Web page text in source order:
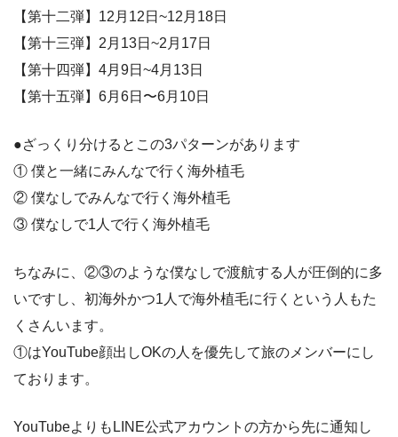
【第十二弾】12月12日~12月18日
【第十三弾】2月13日~2月17日
【第十四弾】4月9日~4月13日
【第十五弾】6月6日〜6月10日
●ざっくり分けるとこの3パターンがあります
① 僕と一緒にみんなで行く海外植毛
② 僕なしでみんなで行く海外植毛
③ 僕なしで1人で行く海外植毛
ちなみに、②③のような僕なしで渡航する人が圧倒的に多
いですし、初海外かつ1人で海外植毛に行くという人もた
くさんいます。
①はYouTube顔出しOKの人を優先して旅のメンバーにし
ております。
YouTubeよりもLINE公式アカウントの方から先に通知し